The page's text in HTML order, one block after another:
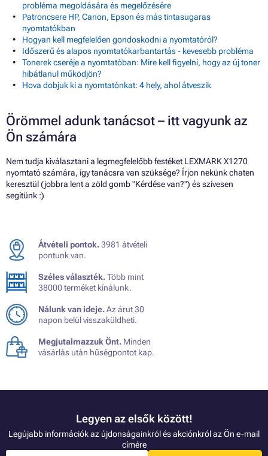
probléma megoldására és megelőzésére
Patroncsere HP, Canon, Epson és más tintasugaras
nyomtatókban
Hogyan kell megfelelően gondoskodni a nyomtatóról?
Időszerű és alapos nyomtatókarbantartás - kevesebb probléma
Tonerek cseréje a nyomtatóban: Mire kell figyelni, hogy az új toner
hibátlanul működjön?
Hova dobjuk ki a nyomtatónkat: 4 hely, ahol átveszik
Örömmel adunk tanácsot – itt vagyunk az
Ön számára
Nem tudja kiválasztani a legmegfelelőbb festéket LEXMARK X1270
nyomtató számára, így tanácsra van szüksége? Írjon nekünk chaten
keresztül (jobbra lent a zöld gomb "Kérdése van?") és szívesen
segítünk :)
Átvételi pontok.3981 átvételi
pontunk van.
Széles választék.Több mint
38000 terméket kínálunk.
Nálunk van ideje.Az árut 30
napon belül visszaküldheti.
Megjutalmazzuk Önt. Minden
vásárlás után hűségpontot kap.
Legyen az elsők között!
Legújabb információk az újdonságainkról és akciónkról az Ön e-mail
címére